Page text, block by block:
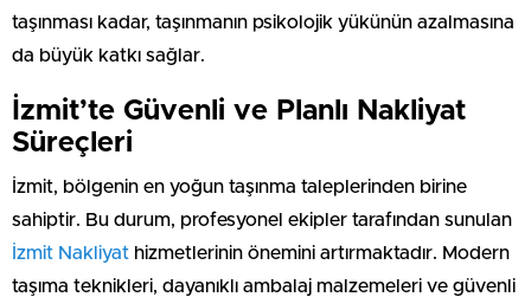
taşınması kadar, taşınmanın psikolojik yükünün azalmasına
da büyük katkı sağlar.
İzmit’te Güvenli ve Planlı Nakliyat
Süreçleri
İzmit, bölgenin en yoğun taşınma taleplerinden birine
sahiptir. Bu durum, profesyonel ekipler tarafından sunulan
İzmit Nakliyat hizmetlerinin önemini artırmaktadır. Modern
taşıma teknikleri, dayanıklı ambalaj malzemeleri ve güvenli